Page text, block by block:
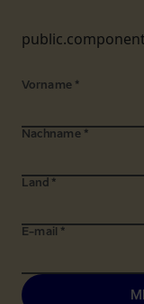
Vorname *
Nachname *
Land *
E-mail *